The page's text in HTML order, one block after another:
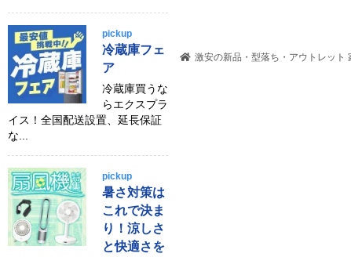
激安の新品・型落ち・アウトレット
pickup
冷蔵庫フェ
ア
冷蔵庫買うな
らエクスプラ
イス！全国配送設置、延長保証
な...
pickup
暑さ対策は
これで決ま
り！涼しさ
と快適さを